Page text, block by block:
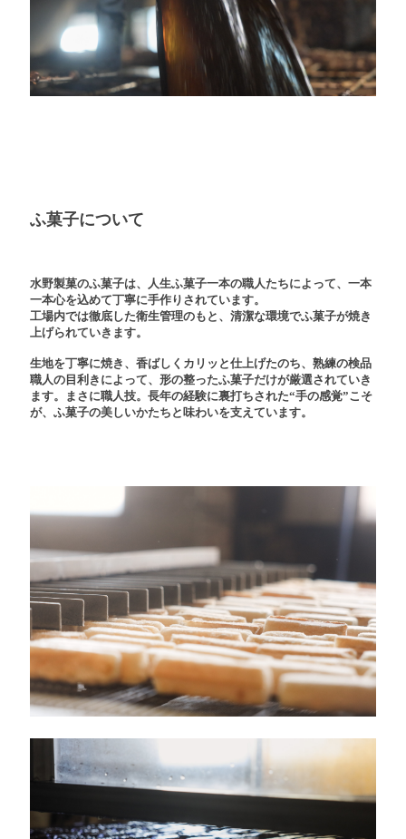
ふ菓子について
水野製菓のふ菓子は、人生ふ菓子一本の職人たちによって、一本
一本心を込めて丁寧に手作りされています。
工場内では徹底した衛生管理のもと、清潔な環境でふ菓子が焼き
上げられていきます。
生地を丁寧に焼き、香ばしくカリッと仕上げたのち、熟練の検品
職人の目利きによって、形の整ったふ菓子だけが厳選されていき
ます。まさに職人技。長年の経験に裏打ちされた“手の感覚”こそ
が、ふ菓子の美しいかたちと味わいを支えています。